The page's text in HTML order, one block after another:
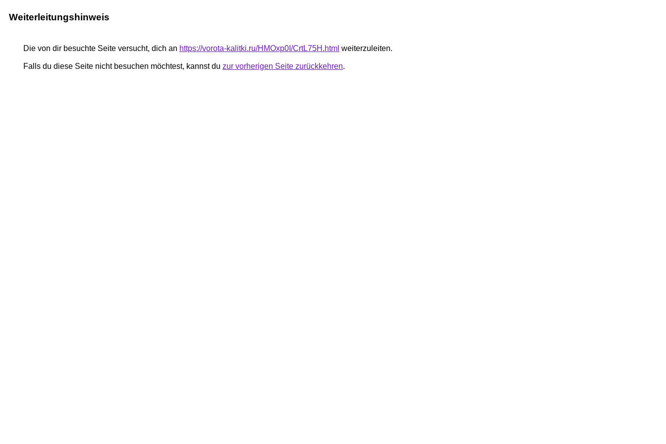
Weiterleitungshinweis
Die von dir besuchte Seite versucht, dich an https://vorota-kalitki.ru/HMOxp0I/CrtL75H.html weiterzuleiten.
Falls du diese Seite nicht besuchen möchtest, kannst du zur vorherigen Seite zurückkehren.